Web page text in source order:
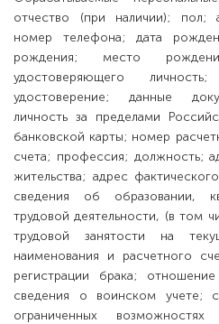
отчество (при наличии); пол;
номер телефона; дата
рождения; место
удостоверяющего
удостоверение; данные
личность за пределами
банковской карты; номер
счета; профессия; должность;
жительства; адрес
сведения об образовании,
трудовой деятельности, (в том
трудовой занятости на
наименования и расчетного
регистрации брака;
сведения о воинском учете;
ограниченных